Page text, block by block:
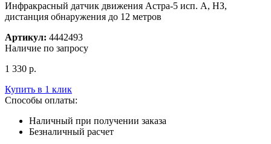
Инфракрасный датчик движения Астра-5 исп. А, НЗ,
дистанция обнаружения до 12 метров
Артикул: 4442493
Наличие по запросу
1 330 р.
Купить в 1 клик
Способы оплаты:
Наличный при получении заказа
Безналичный расчет